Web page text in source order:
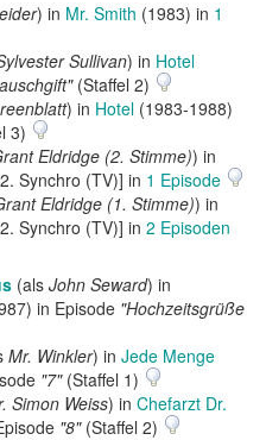
) in Mr. Smith (1983) in 1
Sullivan) in Hotel
(Staffel 2)
) in Hotel (1983-1988)
3)
Eldridge (2. Stimme)) in
Synchro (TV)] in 1 Episode
Eldridge (1. Stimme)) in
Synchro (TV)] in 2 Episoden
(als John Seward) in
in Episode "Hochzeitsgrüße
Mr. Winkler) in Jede Menge
"7"(Staffel 1)
Simon Weiss) in Chefarzt Dr.
"8"(Staffel 2)